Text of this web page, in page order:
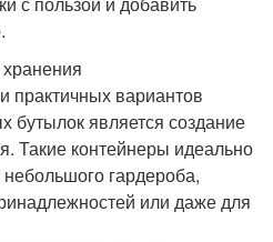
практичных вариантов
бутылок является создание
Такие контейнеры идеально
гардероба,
или даже для